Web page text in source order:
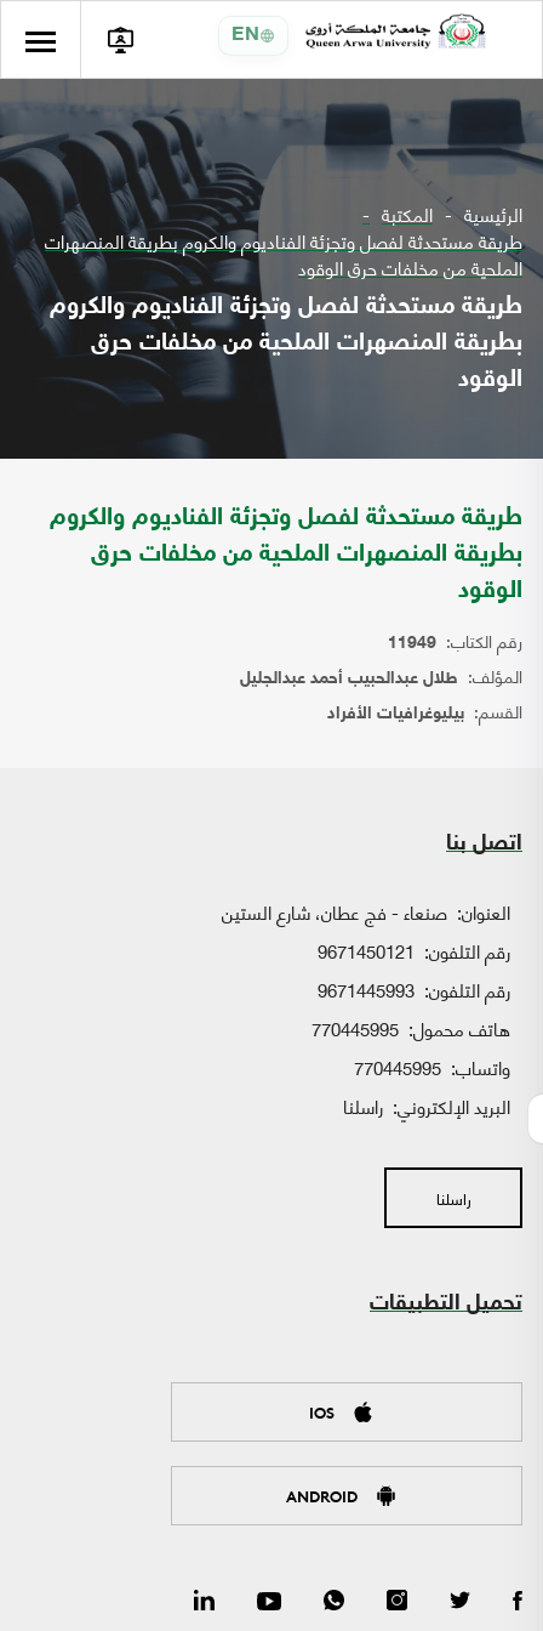
EN
الرئيسية المكتبة
طريقة مستحدثة لفصل وتجزئة الفناديوم والكروم بطريقة المنصهرات
الملحية من مخلفات حرق الوقود
طريقة مستحدثة لفصل وتجزئة الفناديوم والكروم
بطريقة المنصهرات الملحية من مخلفات حرق
الوقود
طريقة مستحدثة لفصل وتجزئة الفناديوم والكروم
بطريقة المنصهرات الملحية من مخلفات حرق
الوقود
رقم الكتاب: 11949
المؤلف: طلال عبدالحبيب أحمد عبدالجليل
القسم: بيليوغرافيات الأفراد
اتصل بنا
العنوان: صنعاء - فج عطان، شارع الستين
رقم التلفون: 9671450121
رقم التلفون: 9671445993
هاتف محمول: 770445995
واتساب:
البريد الإلكتروني: راسلنا
راسلنا
تحميل التطبيقات
IOS
ANDROID